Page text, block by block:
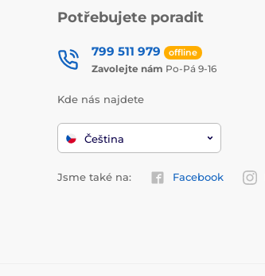
Potřebujete poradit
799 511 979 offline
Zavolejte nám Po-Pá 9-16
Kde nás najdete
Čeština
Jsme také na: Facebook